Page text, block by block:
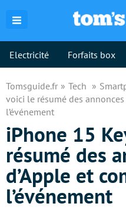
Electricité Forfaits box
Tomsguide.fr Tech
voici le résumé des
l’événement
iPhone 15
résumé des
d’Apple et
l’événement